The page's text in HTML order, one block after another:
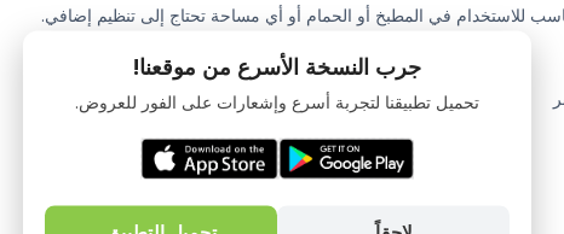
للاستخدام في المطبخ أو الحمام أو أي مساحة تحتاج إلى تنظيم إضافي.
جرب النسخة الأسرع من موقعنا!
تحميل تطبيقنا لتجربة أسرع وإشعارات على الفور للعروض.